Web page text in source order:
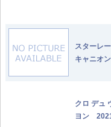
スターレ
キャニオ
クロ デュ
ヨン